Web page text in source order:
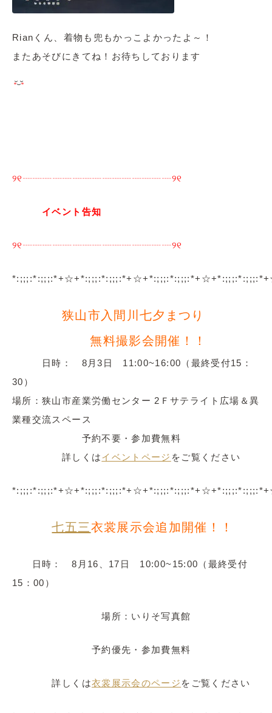
Rianくん、着物も兜もかっこよかったよ～！
またあそびにきてね！お待ちしております
୨୧┈┈┈┈┈┈┈┈┈┈┈┈┈┈┈୨୧
イベント告知
୨୧┈┈┈┈┈┈┈┈┈┈┈┈┈┈┈୨୧
狭山市入間川七夕まつり
無料撮影会開催！！
日時： 8月3日 11:00~16:00（最終受付15：
30）
場所：狭山市産業労働センター 2Ｆサテライト広場＆異
業種交流スペース
予約不要・参加費無料
詳しくはイベントページ をご覧ください
七五三衣裳展示会追加開催！！
日時： 8月16、17日 10:00~15:00（最終受付
15：00）
場所：いりそ写真館
予約優先・参加費無料
詳しくは衣裳展示会のページ をご覧ください